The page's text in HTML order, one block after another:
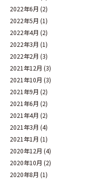
2022年6月 (2)
2022年5月 (1)
2022年4月 (2)
2022年3月 (1)
2022年2月 (3)
2021年12月 (3)
2021年10月 (3)
2021年9月 (2)
2021年6月 (2)
2021年4月 (2)
2021年3月 (4)
2021年1月 (1)
2020年12月 (4)
2020年10月 (2)
2020年8月 (1)